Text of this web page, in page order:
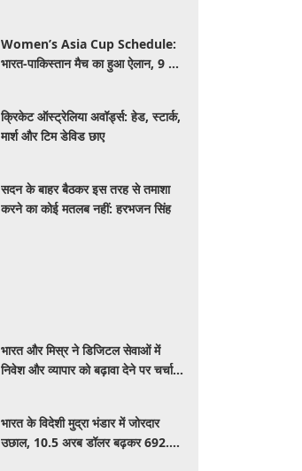
Women’s Asia Cup Schedule:
भारत-पाकिस्तान मैच का हुआ ऐलान, 9 दिन
क्रिकेट ऑस्ट्रेलिया अवॉर्ड्स: हेड, स्टार्क,
मार्श और टिम डेविड छाए
सदन के बाहर बैठकर इस तरह से तमाशा
करने का कोई मतलब नहीं: हरभजन सिंह
भारत और मिस्र ने डिजिटल सेवाओं में
निवेश और व्यापार को बढ़ावा देने पर चर्चा
भारत के विदेशी मुद्रा भंडार में जोरदार
उछाल, 10.5 अरब डॉलर बढ़कर 692.9